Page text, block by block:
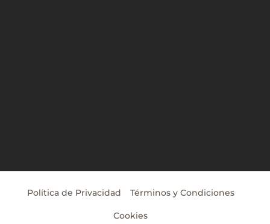
Política de Privacidad Términos y Condiciones
Cookies